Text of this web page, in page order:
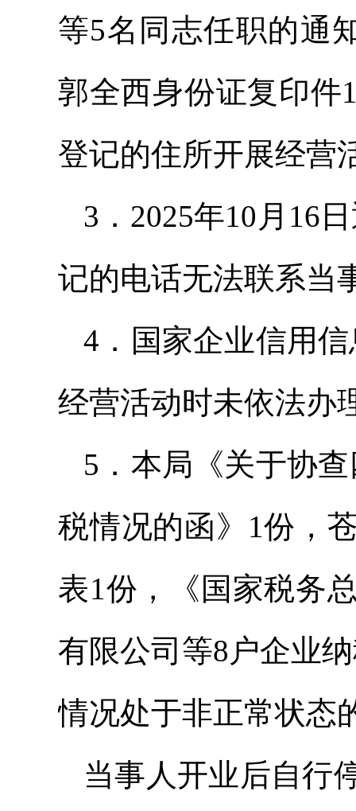
等5名同志任职的通
郭全西身份证复印件
登记的住所开展经营
3．2025年10月16
记的电话无法联系当
4．国家企业信用
经营活动时未依法办
5．本局《关于协
税情况的函》1份，
表1份，《国家税务
有限公司等8户企业
情况处于非正常状态
当事人开业后自行